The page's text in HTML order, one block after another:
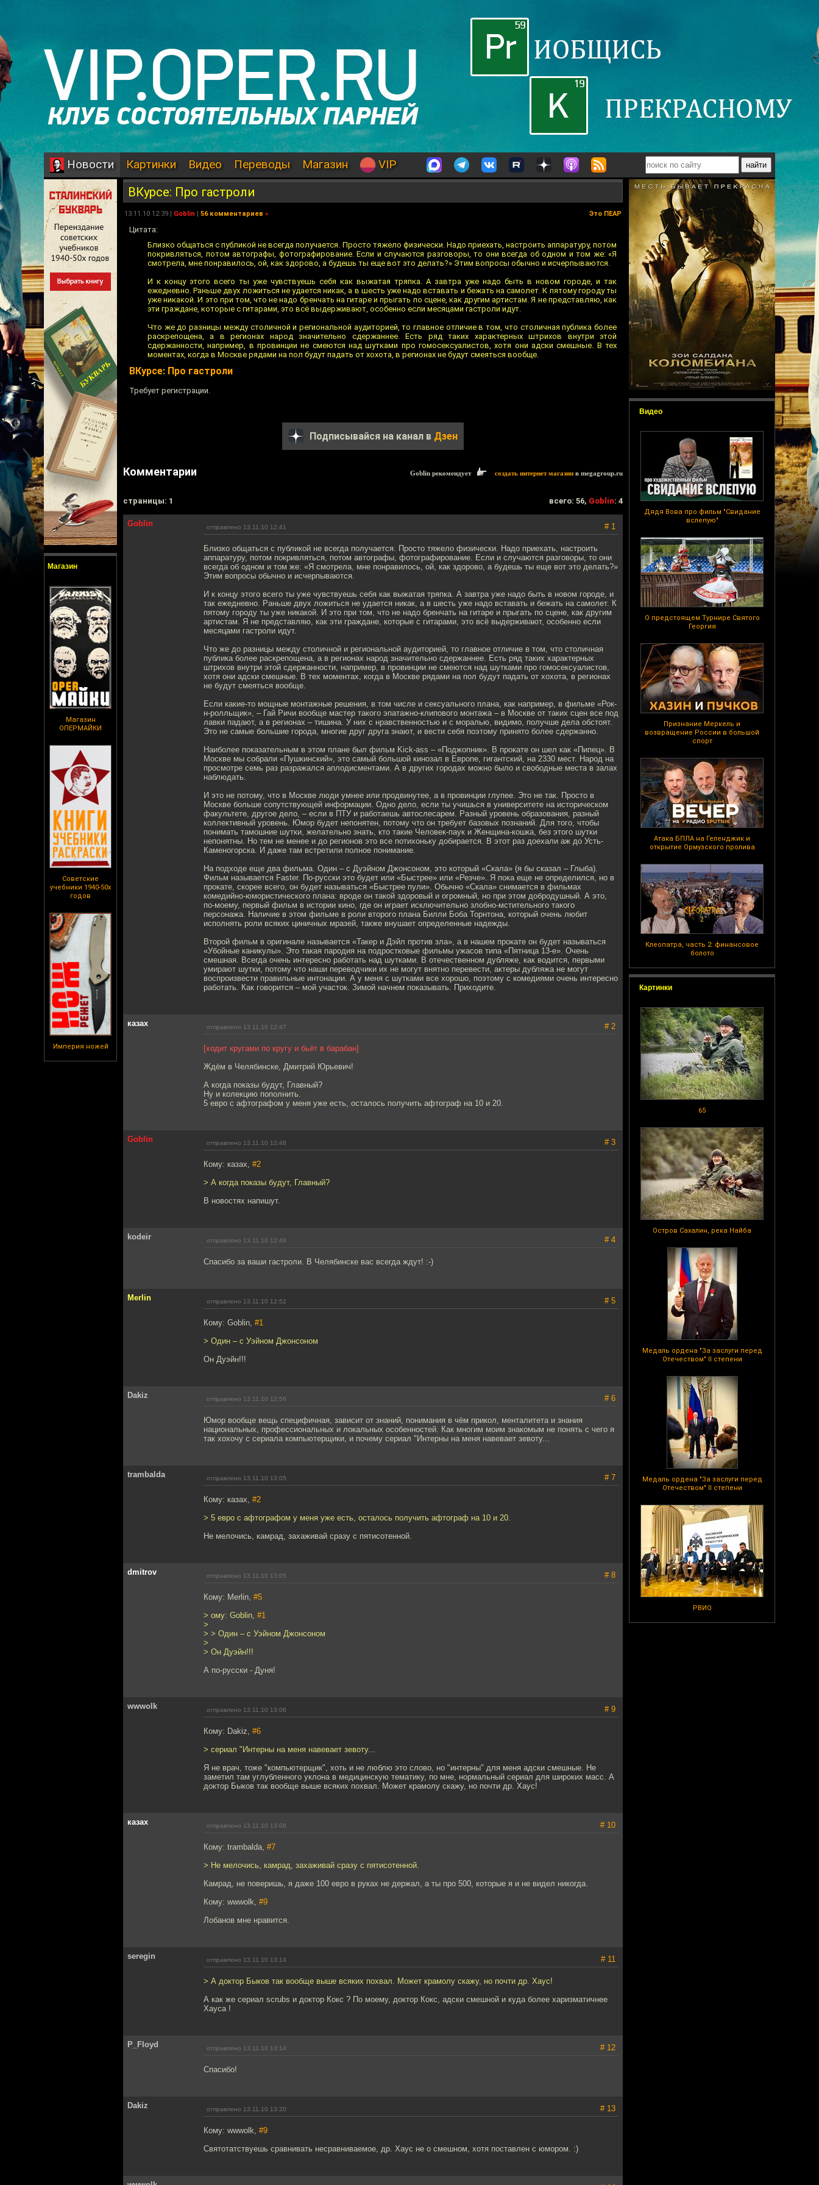
Новости Картинки Видео Переводы Магазин VIP
Магазин
Магазин
ОПЕРМАЙКИ
Советские
учебники 1940-50х
годов
Империя ножей
Видео
Дядя Вова про фильм "Свидание
вслепую"
О предстоящем Турнире Святого
Георгия
Признание Меркель и
возвращение России в большой
спорт
Атака БПЛА на Геленджик и
открытие Ормузского пролива
Клеопатра, часть 2: финансовое
болото
Картинки
65
Остров Сахалин, река Найба
Медаль ордена "За заслуги перед
Отечеством" II степени
Медаль ордена "За заслуги перед
Отечеством" II степени
РВИО
ВКурсе: Про гастроли
13.11.10 12:39 | Goblin | 56 комментариев » Это ПЕАР
Цитата:
Близко общаться с публикой не всегда получается. Просто тяжело физически. Надо приехать, настроить аппаратуру, потом
покривляться, потом автографы, фотографирование. Если и случаются разговоры, то они всегда об одном и том же: «Я
смотрела, мне понравилось, ой, как здорово, а будешь ты еще вот это делать?» Этим вопросы обычно и исчерпываются.
И к концу этого всего ты уже чувствуешь себя как выжатая тряпка. А завтра уже надо быть в новом городе, и так
ежедневно. Раньше двух ложиться не удается никак, а в шесть уже надо вставать и бежать на самолет. К пятому городу ты
уже никакой. И это при том, что не надо бренчать на гитаре и прыгать по сцене, как другим артистам. Я не представляю, как
эти граждане, которые с гитарами, это всё выдерживают, особенно если месяцами гастроли идут.
Что же до разницы между столичной и региональной аудиторией, то главное отличие в том, что столичная публика более
раскрепощена, а в регионах народ значительно сдержаннее. Есть ряд таких характерных штрихов внутри этой
сдержанности, например, в провинции не смеются над шутками про гомосексуалистов, хотя они адски смешные. В тех
моментах, когда в Москве рядами на пол будут падать от хохота, в регионах не будут смеяться вообще.
ВКурсе: Про гастроли
Требует регистрации.
Подписывайся на канал в Дзен
Комментарии Goblin рекомендует создать интернет магазин в megagroup.ru
cтраницы: 1 всего: 56, Goblin: 4
Goblin отправлено 13.11.10 12:41 # 1
Близко общаться с публикой не всегда получается. Просто тяжело физически. Надо приехать, настроить
аппаратуру, потом покривляться, потом автографы, фотографирование. Если и случаются разговоры, то они
всегда об одном и том же: «Я смотрела, мне понравилось, ой, как здорово, а будешь ты еще вот это делать?»
Этим вопросы обычно и исчерпываются.
И к концу этого всего ты уже чувствуешь себя как выжатая тряпка. А завтра уже надо быть в новом городе, и
так ежедневно. Раньше двух ложиться не удается никак, а в шесть уже надо вставать и бежать на самолет. К
пятому городу ты уже никакой. И это при том, что не надо бренчать на гитаре и прыгать по сцене, как другим
артистам. Я не представляю, как эти граждане, которые с гитарами, это всё выдерживают, особенно если
месяцами гастроли идут.
Что же до разницы между столичной и региональной аудиторией, то главное отличие в том, что столичная
публика более раскрепощена, а в регионах народ значительно сдержаннее. Есть ряд таких характерных
штрихов внутри этой сдержанности, например, в провинции не смеются над шутками про гомосексуалистов,
хотя они адски смешные. В тех моментах, когда в Москве рядами на пол будут падать от хохота, в регионах
не будут смеяться вообще.
Если какие-то мощные монтажные решения, в том числе и сексуального плана, как например, в фильме «Рок-
н-ролльщик», – Гай Ричи вообще мастер такого эпатажно-клипового монтажа – в Москве от таких сцен все под
лавки падают, а в регионах – тишина. У них с нравственностью и с моралью, видимо, получше дела обстоят.
Это не самые большие города, многие друг друга знают, и вести себя поэтому принято более сдержанно.
Наиболее показательным в этом плане был фильм Kick-ass – «Поджопник». В прокате он шел как «Пипец». В
Москве мы собрали «Пушкинский», это самый большой кинозал в Европе, гигантский, на 2330 мест. Народ на
просмотре семь раз разражался аплодисментами. А в других городах можно было и свободные места в залах
наблюдать.
И это не потому, что в Москве люди умнее или продвинутее, а в провинции глупее. Это не так. Просто в
Москве больше сопутствующей информации. Одно дело, если ты учишься в университете на историческом
факультете, другое дело, – если в ПТУ и работаешь автослесарем. Разный уровень образования, разный
коллективный уровень. Юмор будет непонятен, потому что он требует базовых познаний. Для того, чтобы
понимать тамошние шутки, желательно знать, кто такие Человек-паук и Женщина-кошка, без этого шутки
непонятны. Но тем не менее и до регионов это все потихоньку добирается. В этот раз доехали аж до Усть-
Каменогорска. И даже там встретили полное понимание.
На подходе еще два фильма. Один – с Дуэйном Джонсоном, это который «Скала» (я бы сказал – Глыба).
Фильм называется Faster. По-русски это будет или «Быстрее» или «Резче». Я пока еще не определился, но в
прокате, скорее всего, он будет называться «Быстрее пули». Обычно «Скала» снимается в фильмах
комедийно-юмористического плана: вроде он такой здоровый и огромный, но при этом добродушный. А это,
по-моему, первый фильм в истории кино, где он играет исключительно злобно-мстительного такого
персонажа. Наличие в этом фильме в роли второго плана Билли Боба Торнтона, который очень любит
исполнять роли всяких циничных мразей, также внушает определенные надежды.
Второй фильм в оригинале называется «Такер и Дэйл против зла», а в нашем прокате он будет называться
«Убойные каникулы». Это такая пародия на подростковые фильмы ужасов типа «Пятница 13-е». Очень
смешная. Всегда очень интересно работать над шутками. В отечественном дубляже, как водится, первыми
умирают шутки, потому что наши переводчики их не могут внятно перевести, актеры дубляжа не могут
воспроизвести правильные интонации. А у меня с шутками все хорошо, поэтому с комедиями очень интересно
работать. Как говорится – мой участок. Зимой начнем показывать. Приходите.
казах отправлено 13.11.10 12:47 # 2
[ходит кругами по кругу и бьёт в барабан]
Ждём в Челябинске, Дмитрий Юрьевич!
А когда показы будут, Главный?
Ну и колекцию пополнить.
5 евро с афтографом у меня уже есть, осталось получить афтограф на 10 и 20.
Goblin отправлено 13.11.10 12:48 # 3
Кому: казах, #2
> А когда показы будут, Главный?
В новостях напишут.
kodeir отправлено 13.11.10 12:49 # 4
Спасибо за ваши гастроли. В Челябинске вас всегда ждут! :-)
Merlin отправлено 13.11.10 12:52 # 5
Кому: Goblin, #1
> Один – с Уэйном Джонсоном
Он Дуэйн!!!
Dakiz отправлено 13.11.10 12:56 # 6
Юмор вообще вещь специфичная, зависит от знаний, понимания в чём прикол, менталитета и знания
национальных, профессиональных и локальных особенностей. Как многим моим знакомым не понять с чего я
так хохочу с сериала компьютерщики, и почему сериал "Интерны на меня навевает зевоту...
trambalda отправлено 13.11.10 13:05 # 7
Кому: казах, #2
> 5 евро с афтографом у меня уже есть, осталось получить афтограф на 10 и 20.
Не мелочись, камрад, захаживай сразу с пятисотенной.
dmitrov отправлено 13.11.10 13:05 # 8
Кому: Merlin, #5
> ому: Goblin, #1
>
> > Один – с Уэйном Джонсоном
>
> Он Дуэйн!!!
А по-русски - Дуня!
wwwolk отправлено 13.11.10 13:06 # 9
Кому: Dakiz, #6
> сериал "Интерны на меня навевает зевоту...
Я не врач, тоже "компьютерщик", хоть и не люблю это слово, но "интерны" для меня адски смешные. Не
заметил там углубленного уклона в медицинскую тематику, по мне, нормальный сериал для широких масс. А
доктор Быков так вообще выше всяких похвал. Может крамолу скажу, но почти др. Хаус!
казах отправлено 13.11.10 13:08 # 10
Кому: trambalda, #7
> Не мелочись, камрад, захаживай сразу с пятисотенной.
Камрад, не поверишь, я даже 100 евро в руках не держал, а ты про 500, которые я и не видел никогда.
Кому: wwwolk, #9
Лобанов мне нравится.
seregin отправлено 13.11.10 13:14 # 11
> А доктор Быков так вообще выше всяких похвал. Может крамолу скажу, но почти др. Хаус!
А как же сериал scrubs и доктор Кокс ? По моему, доктор Кокс, адски смешной и куда более харизматичнее
Хауса !
P_Floyd отправлено 13.11.10 13:14 # 12
Спасибо!
Dakiz отправлено 13.11.10 13:20 # 13
Кому: wwwolk, #9
Святотатствуешь сравнивать несравниваемое, др. Хаус не о смешном, хотя поставлен с юмором. :)